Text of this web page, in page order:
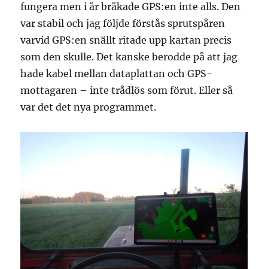
fungera men i år bråkade GPS:en inte alls. Den
var stabil och jag följde förstås sprutspåren
varvid GPS:en snällt ritade upp kartan precis
som den skulle. Det kanske berodde på att jag
hade kabel mellan dataplattan och GPS-
mottagaren – inte trådlös som förut. Eller så
var det det nya programmet.